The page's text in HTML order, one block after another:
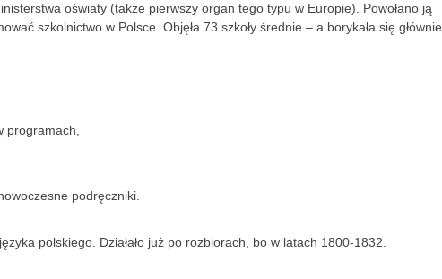
oświaty (także pierwszy organ tego typu w Europie). Powołano ją
szkolnictwo w Polsce. Objęła 73 szkoły średnie – a borykała się głównie
programach,
podręczniki.
polskiego. Działało już po rozbiorach, bo w latach 1800-1832.